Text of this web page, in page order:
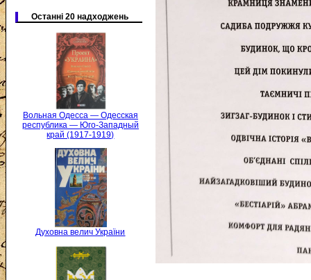
Останні 20 надходжень
Вольная Одесса — Одесская
республика — Юго-Западный
край (1917-1919)
Духовна велич України